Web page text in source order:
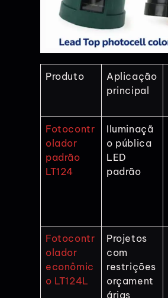
Produto
Aplicação
principal
Fotocontr
olador
padrão
LT124
Iluminaçã
o pública
LED
padrão
Fotocontr
olador
econômic
o LT124L
Projetos
com
restrições
orçament
árias